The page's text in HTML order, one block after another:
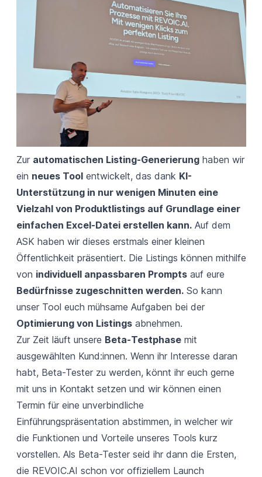
Zur automatischen Listing-Generierunghaben wir
ein neues Toolentwickelt, das dank KI-
Unterstützung in nur wenigen Minuten eine
Vielzahl von Produktlistings auf Grundlage einer
einfachen Excel-Datei erstellen kann.Auf dem
ASK haben wir dieses erstmals einer kleinen
Öffentlichkeit präsentiert. Die Listings können mithilfe
von individuell anpassbaren Promptsauf eure
Bedürfnisse zugeschnitten werden.So kann
unser Tool euch mühsame Aufgaben bei der
Optimierung von Listingsabnehmen.
Zur Zeit läuft unsere Beta-Testphasemit
ausgewählten Kund:innen. Wenn ihr Interesse daran
habt, Beta-Tester zu werden, könnt ihr euch gerne
mit uns in Kontakt setzen und wir können einen
Termin für eine unverbindliche
Einführungspräsentation abstimmen, in welcher wir
die Funktionen und Vorteile unseres Tools kurz
vorstellen. Als Beta-Tester seid ihr dann die Ersten,
die REVOIC.AI schon vor offiziellem Launch